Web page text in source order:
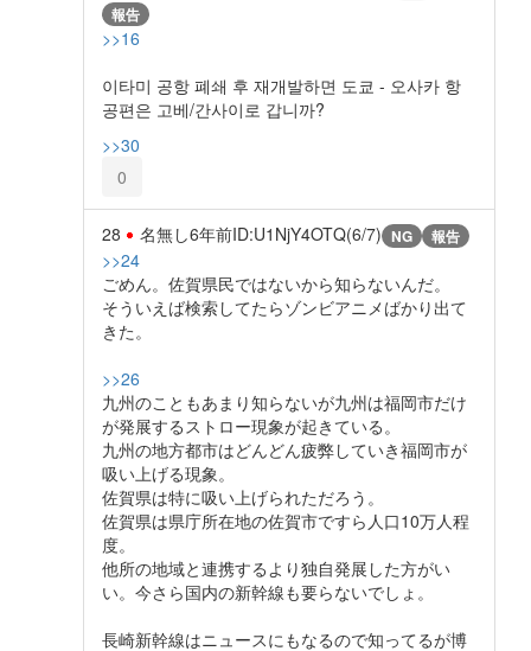
報告
>>16
이타미 공항 폐쇄 후 재개발하면 도쿄 - 오사카 항
공편은 고베/간사이로 갑니까?
>>30
0
28 名無し6年前ID:U1NjY4OTQ(6/7) NG 報告
>>24
ごめん。佐賀県民ではないから知らないんだ。
そういえば検索してたらゾンビアニメばかり出て
きた。
>>26
九州のこともあまり知らないが九州は福岡市だけ
が発展するストロー現象が起きている。
九州の地方都市はどんどん疲弊していき福岡市が
吸い上げる現象。
佐賀県は特に吸い上げられただろう。
佐賀県は県庁所在地の佐賀市ですら人口10万人程
度。
他所の地域と連携するより独自発展した方がい
い。今さら国内の新幹線も要らないでしょ。
長崎新幹線はニュースにもなるので知ってるが博